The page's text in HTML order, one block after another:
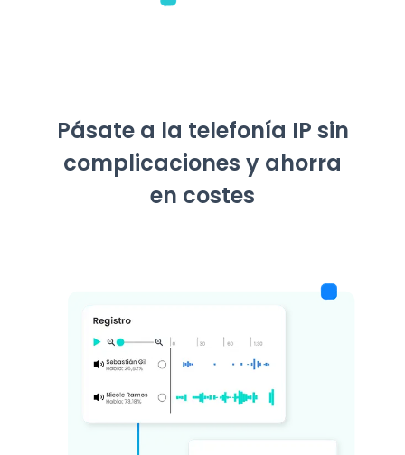
Pásate a la telefonía IP sin
complicaciones y ahorra
en costes